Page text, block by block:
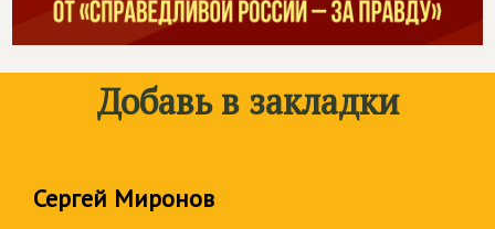
Добавь в закладки
Сергей Миронов